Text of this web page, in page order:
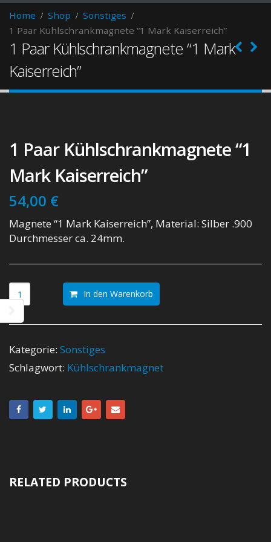
Home Shop
Sonstiges
1 Paar Kühlschrankmagnete “1 Mark Kaiserreich”
1 Paar Kühlschrankmagnete “1 Mark
Kaiserreich”
1 Paar Kühlschrankmagnete “1
Mark Kaiserreich”
54,00 €
Magnete “1 Mark Kaiserreich”, Material: Silber .900
Durchmesser ca. 24mm.
In den Warenkorb
Kategorie: Sonstiges
Schlagwort: Kühlschrankmagnet
RELATED PRODUCTS